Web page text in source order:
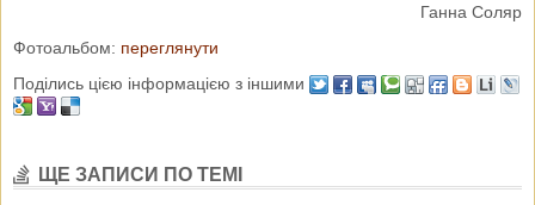
Ганна Соляр
Фотоальбом: переглянути
Поділись цією інформацією з іншими
ЩЕ ЗАПИСИ ПО ТЕМІ